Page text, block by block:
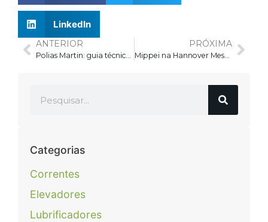
LinkedIn
ANTERIOR
Polias Martin: guia técnico completo de engenharia, capacidades, buchas cônicas e aplicações industriais
PRÓXIMA
Mippei na Hannover Messe 2026: O Que Trouxemos da Maior Feira Industrial do Mundo para a Sua Indústria
Categorias
Correntes
Elevadores
Lubrificadores